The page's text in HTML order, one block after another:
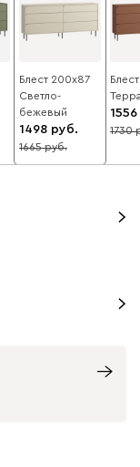
Блест 200x87
Светло-
бежевый
1498
10
1665
1556
10
1730